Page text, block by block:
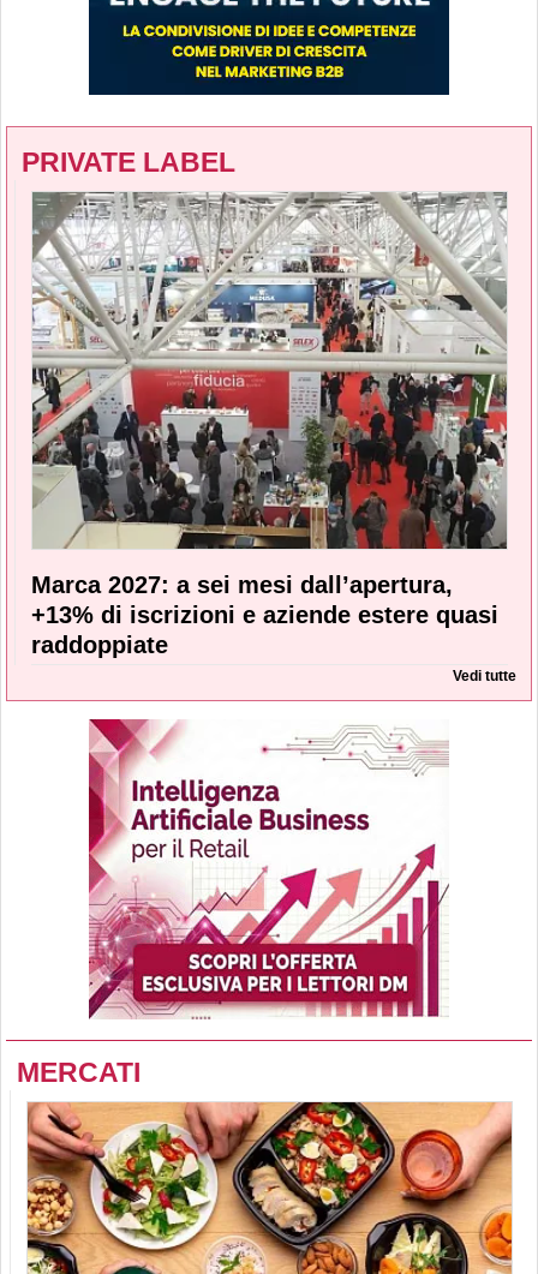
PRIVATE LABEL
Marca 2027: a sei mesi dall’apertura,
+13% di iscrizioni e aziende estere quasi
raddoppiate
Vedi tutte
MERCATI